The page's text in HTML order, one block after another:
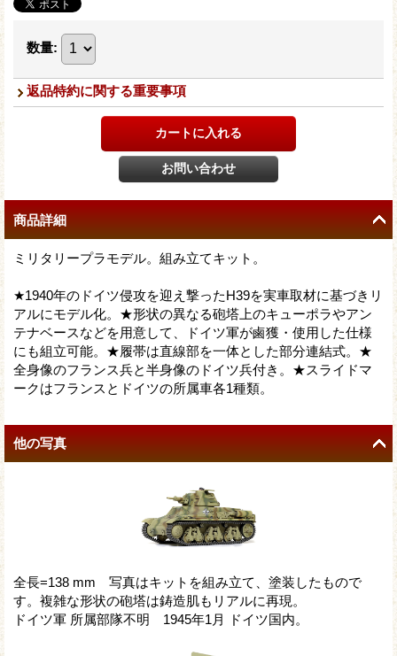
数量:
返品特約に関する重要事項
商品詳細
ミリタリープラモデル。組み立てキット。
★1940年のドイツ侵攻を迎え撃ったH39を実車取材に基づきリ
アルにモデル化。★形状の異なる砲塔上のキューポラやアン
テナベースなどを用意して、ドイツ軍が鹵獲・使用した仕様
にも組立可能。★履帯は直線部を一体とした部分連結式。★
全身像のフランス兵と半身像のドイツ兵付き。★スライドマ
ークはフランスとドイツの所属車各1種類。
他の写真
全長=138 mm 写真はキットを組み立て、塗装したもので
す。複雑な形状の砲塔は鋳造肌もリアルに再現。
ドイツ軍 所属部隊不明 1945年1月 ドイツ国内。